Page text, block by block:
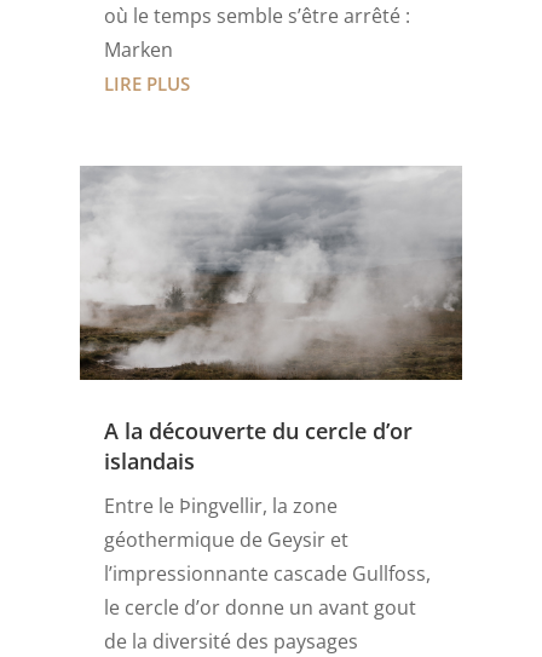
où le temps semble s’être arrêté :
Marken
LIRE PLUS
A la découverte du cercle d’or
islandais
Entre le Þingvellir, la zone
géothermique de Geysir et
l’impressionnante cascade Gullfoss,
le cercle d’or donne un avant gout
de la diversité des paysages